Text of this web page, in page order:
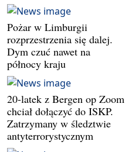
Pożar w Limburgii
rozprzestrzenia się dalej.
Dym czuć nawet na
północy kraju
20-latek z Bergen op Zoom
chciał dołączyć do ISKP.
Zatrzymany w śledztwie
antyterrorystycznym